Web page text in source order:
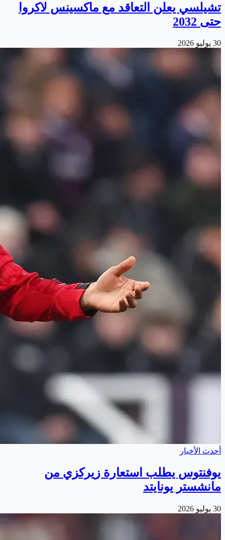
تشيلسي يعلن التعاقد مع ماكسينس لاكروا
حتى 2032
30 يوليو 2026
أحدث الأخبار
يوفنتوس يطلب استعارة زيركزي من
مانشستر يونايتد
30 يوليو 2026